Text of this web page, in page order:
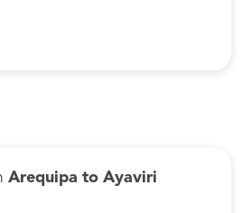
Arequipa to Ayaviri